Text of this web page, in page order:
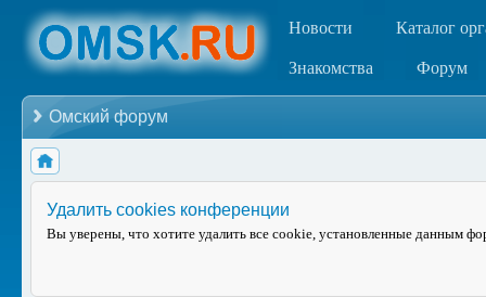
Новости Каталог
Знакомства Форум
Омский форум
Удалить cookies конференции
Вы уверены, что хотите удалить все cookie, установленные данным